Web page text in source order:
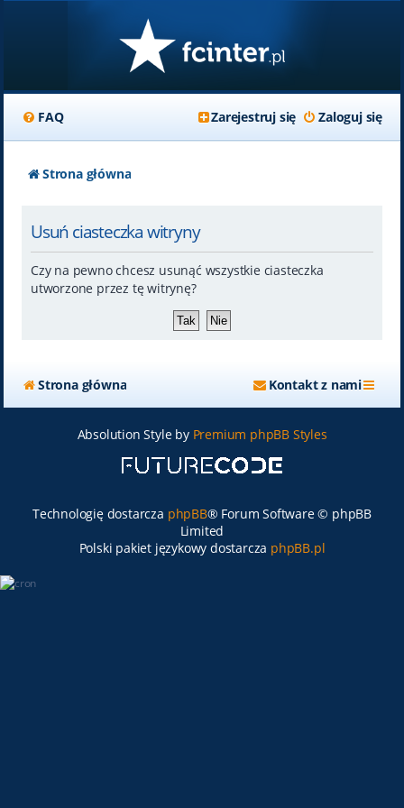
FAQ Zaloguj się
Zarejestruj się
Strona główna
Usuń ciasteczka witryny
Czy na pewno chcesz usunąć wszystkie ciasteczka
utworzone przez tę witrynę?
Strona główna Kontakt z nami
Absolution Style by Premium phpBB Styles
Technologię dostarcza phpBB® Forum Software © phpBB
Limited
Polski pakiet językowy dostarcza phpBB.pl